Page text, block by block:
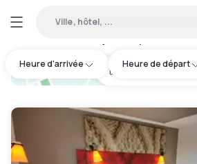
Ville, hôtel, ...
Heure d'arrivée Heure de départ
hotel.cta.view_map